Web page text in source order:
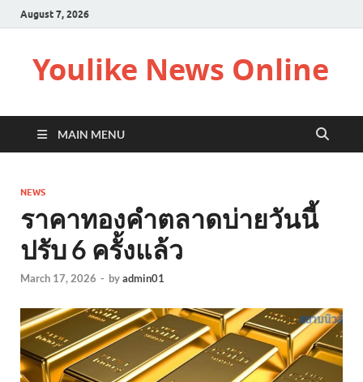
August 7, 2026
Youlike News Online
MAIN MENU
NEWS
ราคาทองคำตลาดบ่ายวันนี้
ปรับ 6 ครั้งแล้ว
March 17, 2026 - byadmin01